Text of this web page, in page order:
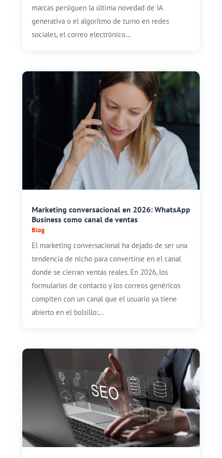
marcas persiguen la última novedad de IA
generativa o el algoritmo de turno en redes
sociales, el correo electrónico...
Marketing conversacional en 2026: WhatsApp
Business como canal de ventas
Blog
El marketing conversacional ha dejado de ser una
tendencia de nicho para convertirse en el canal
donde se cierran ventas reales. En 2026, los
formularios de contacto y los correos genéricos
compiten con un canal que el usuario ya tiene
abierto en el bolsillo:...